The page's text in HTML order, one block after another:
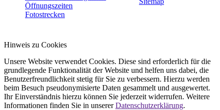
Öffnungszeiten
Fotostrecken
Hinweis zu Cookies
Unsere Website verwendet Cookies. Diese sind erforderlich für die
grundlegende Funktionalität der Website und helfen uns dabei, die
Benutzerfreundlichkeit stetig für Sie zu verbessern. Hierzu werden
beim Besuch pseudonymisierte Daten gesammelt und ausgewertet.
Ihr Einverständnis hierzu können Sie jederzeit widerrufen. Weitere
Informationen finden Sie in unsererDatenschutzerklärung.